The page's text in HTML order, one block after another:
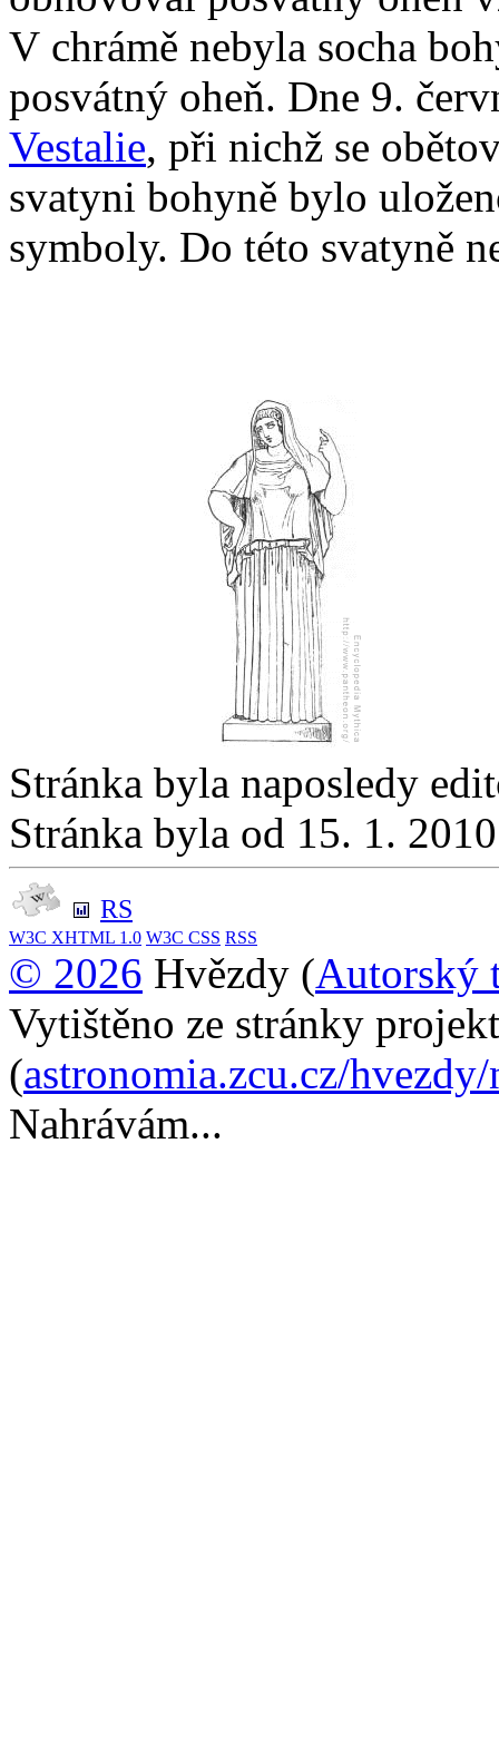
V chrámě nebyla socha
posvátný oheň. Dne 9.
Vestalie, při nichž se
svatyni bohyně bylo
symboly. Do této svatyně
Stránka byla naposledy
Stránka byla od 15. 1.
RS
W3C XHTML 1.0 W3C CSS RSS
© 2026 Hvězdy (Autorský
Vytištěno ze stránky
(astronomia.zcu.cz/
Nahrávám...